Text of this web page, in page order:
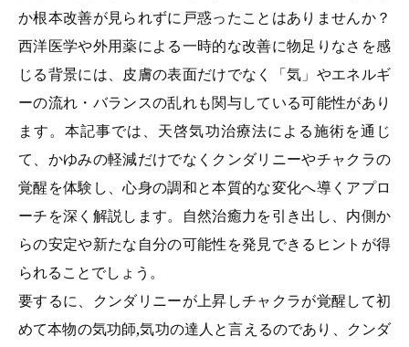
か根本改善が見られずに戸惑ったことはありませんか？
西洋医学や外用薬による一時的な改善に物足りなさを感
じる背景には、皮膚の表面だけでなく「気」やエネルギ
ーの流れ・バランスの乱れも関与している可能性があり
ます。本記事では、天啓気功治療法による施術を通じ
て、かゆみの軽減だけでなくクンダリニーやチャクラの
覚醒を体験し、心身の調和と本質的な変化へ導くアプロ
ーチを深く解説します。自然治癒力を引き出し、内側か
らの安定や新たな自分の可能性を発見できるヒントが得
られることでしょう。
要するに、クンダリニーが上昇しチャクラが覚醒して初
めて本物の気功師,気功の達人と言えるのであり、クンダ